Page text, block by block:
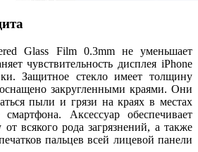
Glass Film 0.3mm не уменьшает
чувствительность дисплея iPhone
Защитное стекло имеет толщину
закругленными краями. Они
пыли и грязи на краях в местах
Аксессуар обеспечивает
всякого рода загрязнений, а также
пальцев всей лицевой панели